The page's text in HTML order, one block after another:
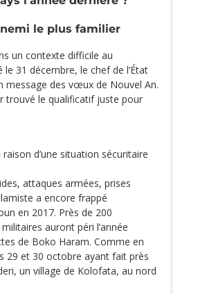
le plus familier
un contexte difficile au
31 décembre, le chef de l’État
message des vœux de Nouvel An.
trouvé le qualificatif juste pour
d’une situation sécuritaire
attaques armées, prises
a encore frappé
en 2017. Près de 200
auront péri l’année
de Boko Haram. Comme en
29 et 30 octobre ayant fait près
un village de Kolofata, au nord